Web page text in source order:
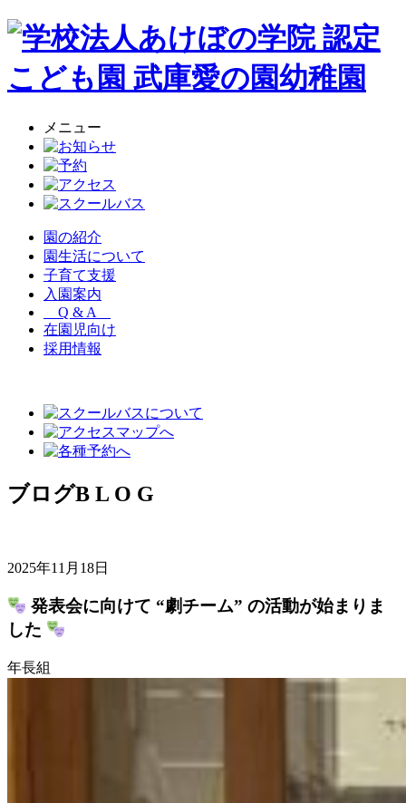
メニュー
園の紹介
園生活について
子育て支援
入園案内
Q & A
在園児向け
採用情報
ブログB L O G
2025年11月18日
発表会に向けて “劇チーム” の活動が始まりま
した
年長組